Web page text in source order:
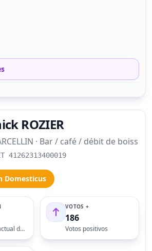
ROZIER
· Bar / café / débit de boiss
41262313400019
Domesticus
Clasificación actual del perfil
VOTOS +
186
Votos positivos